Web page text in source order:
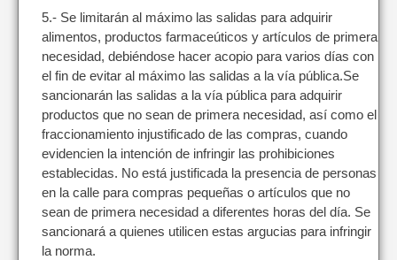
5.- Se limitarán al máximo las salidas para adquirir
alimentos, productos farmaceúticos y artículos de primera
necesidad, debiéndose hacer acopio para varios días con
el fin de evitar al máximo las salidas a la vía pública.Se
sancionarán las salidas a la vía pública para adquirir
productos que no sean de primera necesidad, así como el
fraccionamiento injustificado de las compras, cuando
evidencien la intención de infringir las prohibiciones
establecidas. No está justificada la presencia de personas
en la calle para compras pequeñas o artículos que no
sean de primera necesidad a diferentes horas del día. Se
sancionará a quienes utilicen estas argucias para infringir
la norma.